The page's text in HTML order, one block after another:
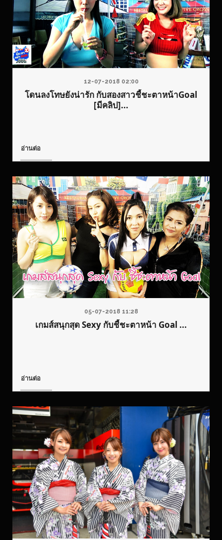
12-07-2018 02:00
โดนลงโทษยังน่ารัก กับสองสาวชี้ชะตาหน้าGoal
[มีคลิป]...
อ่านต่อ
05-07-2018 11:28
เกมส์สนุกสุด Sexy กับชี้ชะตาหน้า Goal ...
อ่านต่อ